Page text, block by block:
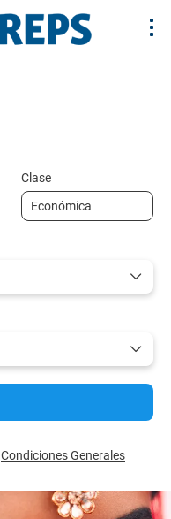
Clase
Condiciones Generales